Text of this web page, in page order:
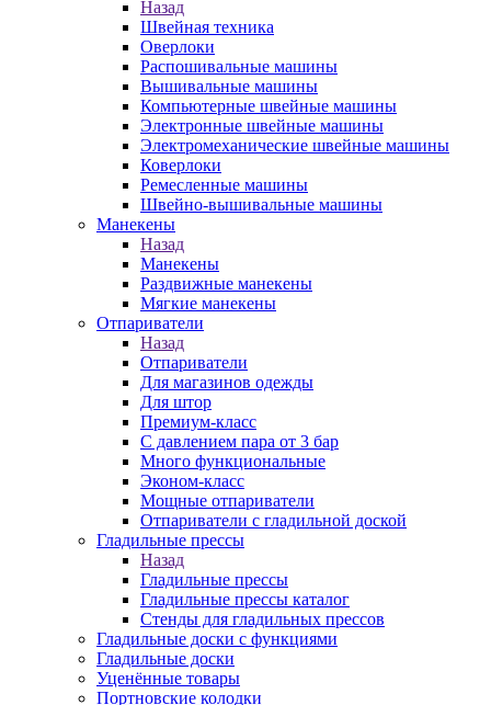
Назад
Швейная техника
Оверлоки
Распошивальные машины
Вышивальные машины
Компьютерные швейные машины
Электронные швейные машины
Электромеханические швейные машины
Коверлоки
Ремесленные машины
Швейно-вышивальные машины
Манекены
Назад
Манекены
Раздвижные манекены
Мягкие манекены
Отпариватели
Назад
Отпариватели
Для магазинов одежды
Для штор
Премиум-класс
С давлением пара от 3 бар
Много функциональные
Эконом-класс
Мощные отпариватели
Отпариватели с гладильной доской
Гладильные прессы
Назад
Гладильные прессы
Гладильные прессы каталог
Стенды для гладильных прессов
Гладильные доски с функциями
Гладильные доски
Уценённые товары
Портновские колодки